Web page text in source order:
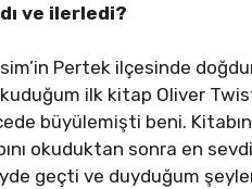
ve ilerledi?
Pertek ilçesinde
ilk kitap Oliver
büyülemişti beni.
okuduktan sonra en
geçti ve duyduğum